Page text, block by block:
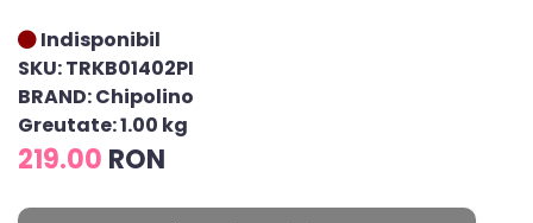
Indisponibil
SKU: TRKB01402PI
BRAND: Chipolino
Greutate: 1.00 kg
219.00 RON